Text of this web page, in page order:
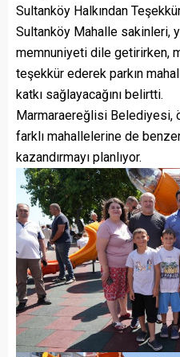
Sultanköy Halkından
Sultanköy Mahalle sakinleri,
memnuniyeti dile getirirken,
teşekkür ederek parkın
katkı sağlayacağını belirtti.
Marmaraereğlisi Belediyesi,
farklı mahallelerine de
kazandırmayı planlıyor.